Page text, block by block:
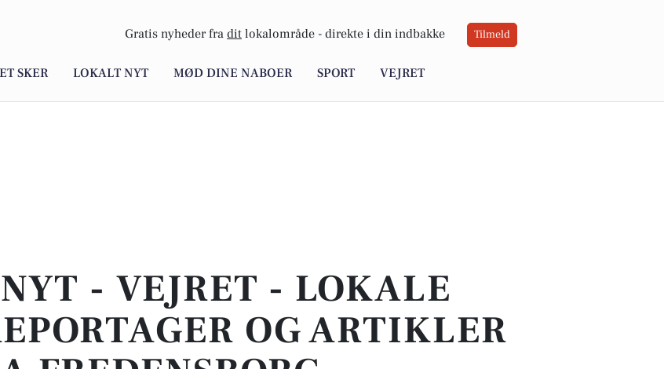
Gratis nyheder fra dit lokalområde - direkte i din indbakke Tilmeld
SKER LOKALT NYT MØD DINE NABOER SPORT VEJRET
- VEJRET - LOKALE
OG ARTIKLER